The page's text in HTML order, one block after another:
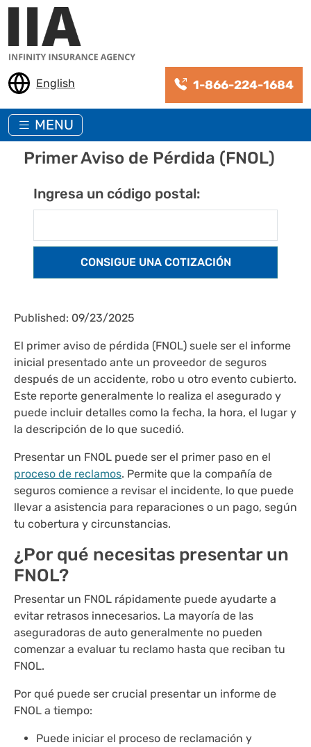
Pasar al contenido principal
English 1-866-224-1684
MENU
Primer Aviso de Pérdida (FNOL)
Ingresa un código postal:
Published: 09/23/2025
El primer aviso de pérdida (FNOL) suele ser el informe
inicial presentado ante un proveedor de seguros
después de un accidente, robo u otro evento cubierto.
Este reporte generalmente lo realiza el asegurado y
puede incluir detalles como la fecha, la hora, el lugar y
la descripción de lo que sucedió.
Presentar un FNOL puede ser el primer paso en el
proceso de reclamos. Permite que la compañía de
seguros comience a revisar el incidente, lo que puede
llevar a asistencia para reparaciones o un pago, según
tu cobertura y circunstancias.
¿Por qué necesitas presentar un
FNOL?
Presentar un FNOL rápidamente puede ayudarte a
evitar retrasos innecesarios. La mayoría de las
aseguradoras de auto generalmente no pueden
comenzar a evaluar tu reclamo hasta que reciban tu
FNOL.
Por qué puede ser crucial presentar un informe de
FNOL a tiempo:
Puede iniciar el proceso de reclamación y